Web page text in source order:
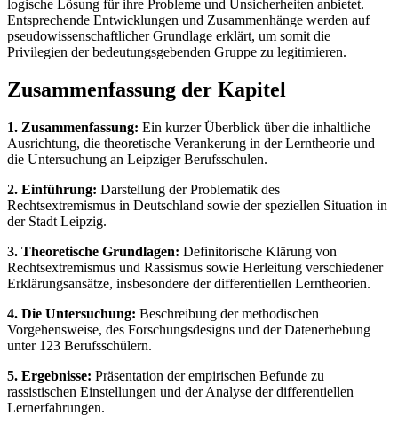
logische Lösung für ihre Probleme und Unsicherheiten anbietet.
Entsprechende Entwicklungen und Zusammenhänge werden auf
pseudowissenschaftlicher Grundlage erklärt, um somit die
Privilegien der bedeutungsgebenden Gruppe zu legitimieren.
Zusammenfassung der Kapitel
1. Zusammenfassung: Ein kurzer Überblick über die inhaltliche
Ausrichtung, die theoretische Verankerung in der Lerntheorie und
die Untersuchung an Leipziger Berufsschulen.
2. Einführung: Darstellung der Problematik des
Rechtsextremismus in Deutschland sowie der speziellen Situation in
der Stadt Leipzig.
3. Theoretische Grundlagen: Definitorische Klärung von
Rechtsextremismus und Rassismus sowie Herleitung verschiedener
Erklärungsansätze, insbesondere der differentiellen Lerntheorien.
4. Die Untersuchung: Beschreibung der methodischen
Vorgehensweise, des Forschungsdesigns und der Datenerhebung
unter 123 Berufsschülern.
5. Ergebnisse: Präsentation der empirischen Befunde zu
rassistischen Einstellungen und der Analyse der differentiellen
Lernerfahrungen.